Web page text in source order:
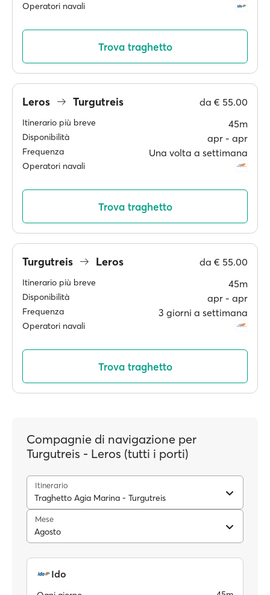
Operatori navali
Trova traghetto
Leros Turgutreis da € 55.00
Itinerario più breve 45m
Disponibilità apr ‐ apr
Frequenza Una volta a settimana
Operatori navali
Trova traghetto
Turgutreis Leros da € 55.00
Itinerario più breve 45m
Disponibilità apr ‐ apr
Frequenza 3 giorni a settimana
Operatori navali
Trova traghetto
Compagnie di navigazione per
Turgutreis - Leros (tutti i porti)
Itinerario
Traghetto Agia Marina - Turgutreis
Mese
Agosto
Ido